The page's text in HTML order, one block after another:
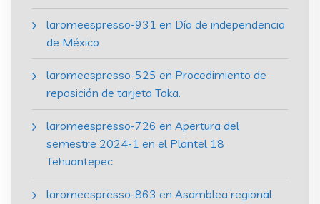
laromeespresso-931 en Día de independencia
de México
laromeespresso-525 en Procedimiento de
reposición de tarjeta Toka.
laromeespresso-726 en Apertura del
semestre 2024-1 en el Plantel 18
Tehuantepec
laromeespresso-863 en Asamblea regional